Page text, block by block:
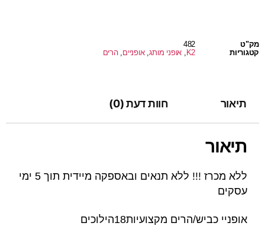
מק"ט
482
קטגוריות
K2
, אופני מותג,אופניים,הרים
תיאור חוות דעת (0)
תיאור
ללא מכרז !!! ללא תנאים ובאספקה מיידית תוך 5 ימי
עסקים
אופניי כביש/הרים מקצועיות18הילוכים